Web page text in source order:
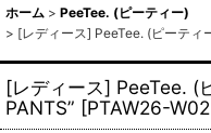
ホーム > PeeTee. (ピーティー)
> [レディース] PeeTee. (ピーティ
[レディース] PeeTee. (
PANTS” [PTAW26-